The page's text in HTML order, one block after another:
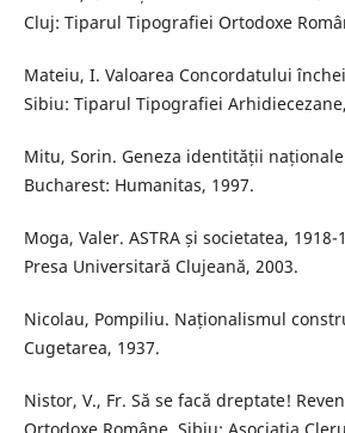
Cluj: Tiparul Tipografiei Ortodoxe
Mateiu, I. Valoarea Concordatului
Sibiu: Tiparul Tipografiei
Mitu, Sorin. Geneza identității
Bucharest: Humanitas, 1997.
Moga, Valer. ASTRA și societatea,
Presa Universitară Clujeană, 2003.
Nicolau, Pompiliu. Naționalismul
Cugetarea, 1937.
Nistor, V., Fr. Să se facă dreptate!